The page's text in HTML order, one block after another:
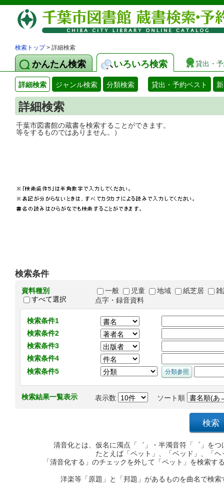
検索トップ> 詳細検索
かんたん検索 いろいろ検索 貸出・
詳細検索 ジャンル検索 分類検索 貸出・予約ベスト
詳細検索
千葉市図書館の蔵書を検索することがで
等をするものではありません。）
検索条件
資料種別
すべて選択
一般 児童 地域 紙芝居
点字・録音資料
検索条件1
検索条件2
検索条件3
検索条件4
検索条件5
検索結果一覧表示 表示数 ソート順
清音化とは、仮名に濁点「゛」・半濁音符「゜」を
たとえば「ペット」、「ベッド」、「
「清音化する」のチェックを外して「ペット」を検索
洋楽等「原題」と「邦題」があるものを曲名で検